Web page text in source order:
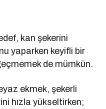
kan şekerini
yaparken keyifli bir
de mümkün.
ekmek, şekerli
hızla yükseltirken;